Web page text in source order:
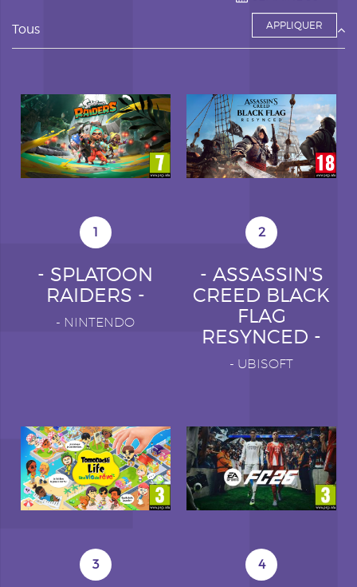
Tous
1
- SPLATOON
RAIDERS -
- NINTENDO
2
- ASSASSIN'S
CREED BLACK
FLAG
RESYNCED -
- UBISOFT
3 4